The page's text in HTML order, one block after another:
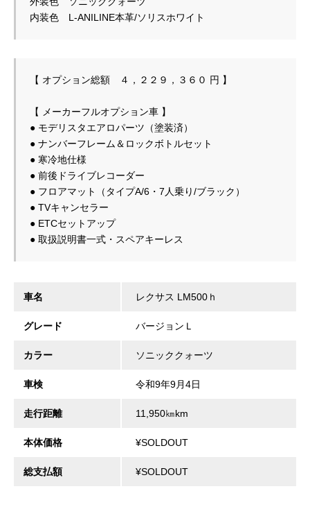
内装色　L-ANILINE本革/ソリスホワイト
【 メーカーフルオプション車 】
● ナンバーフレーム＆ロックボトルセット
● 寒冷地仕様
● 前後ドライブレコーダー
● フロアマット（タイプA/6・7人乗り/ブラック）
● TVキャンセラー
● ETCセットアップ
● 取扱説明書一式・スペアキーレス
車名 レクサス LM500ｈ
グレード バージョンＬ
カラー ソニッククォーツ
車検 令和9年9月4日
走行距離 11,950㎞km
本体価格 ¥SOLDOUT
総支払額 ¥SOLDOUT